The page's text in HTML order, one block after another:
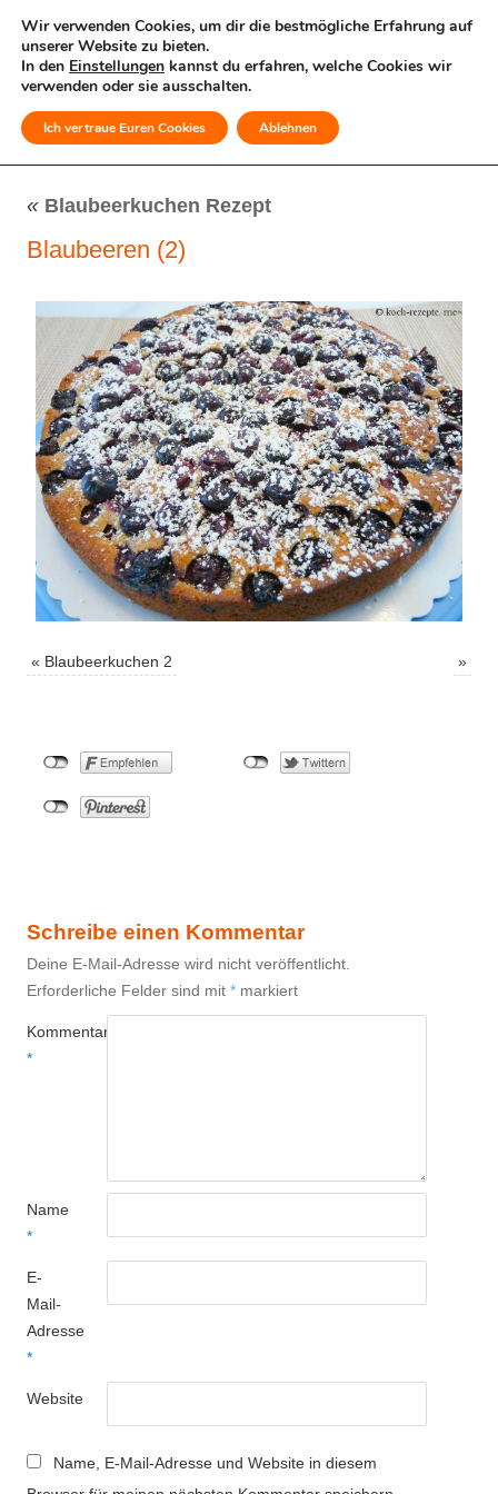
MENÜ
« Blaubeerkuchen Rezept
Blaubeeren (2)
« Blaubeerkuchen 2 »
Schreibe einen Kommentar
Deine E-Mail-Adresse wird nicht veröffentlicht.
Erforderliche Felder sind mit * markiert
Kommentar
*
Name
*
E-
Mail-
Adresse
*
Website
Name, E-Mail-Adresse und Website in diesem
Wir verwenden Cookies, um dir die bestmögliche Erfahrung auf
unserer Website zu bieten.
In den Einstellungen kannst du erfahren, welche Cookies wir
verwenden oder sie ausschalten.
Ich vertraue Euren Cookies Ablehnen